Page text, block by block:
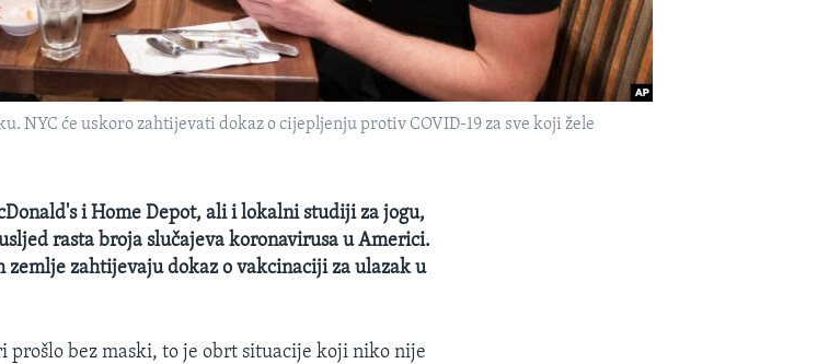
NYC će uskoro zahtijevati dokaz o cijepljenju protiv COVID-19 za sve koji žele
i Home Depot, ali i lokalni studiji za jogu,
rasta broja slučajeva koronavirusa u Americi.
zahtijevaju dokaz o vakcinaciji za ulazak u
bez maski, to je obrt situacije koji niko nije